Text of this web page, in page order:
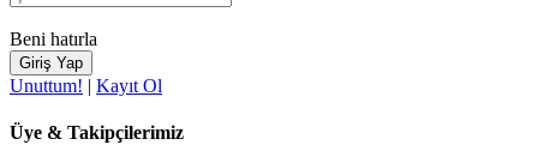
Beni hatırla
Unuttum! | Kayıt Ol
Üye & Takipçilerimiz